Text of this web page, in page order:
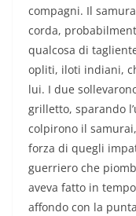
compagni. Il
corda,
qualcosa di
opliti, iloti indiani,
lui. I due
grilletto, sparando
colpirono il
forza di quegli
guerriero che
aveva fatto in
affondo con la